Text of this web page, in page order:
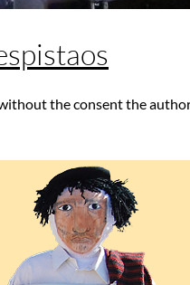
the consent the